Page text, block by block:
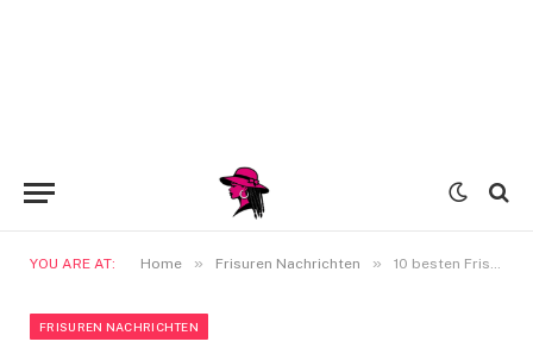
YOU ARE AT: Home » Frisuren Nachrichten » 10 besten Frisuren ab 60 für Frauen
FRISUREN NACHRICHTEN